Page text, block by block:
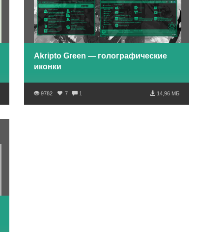
Akripto Green — голографические
иконки
9782 7 1 14,96 МБ